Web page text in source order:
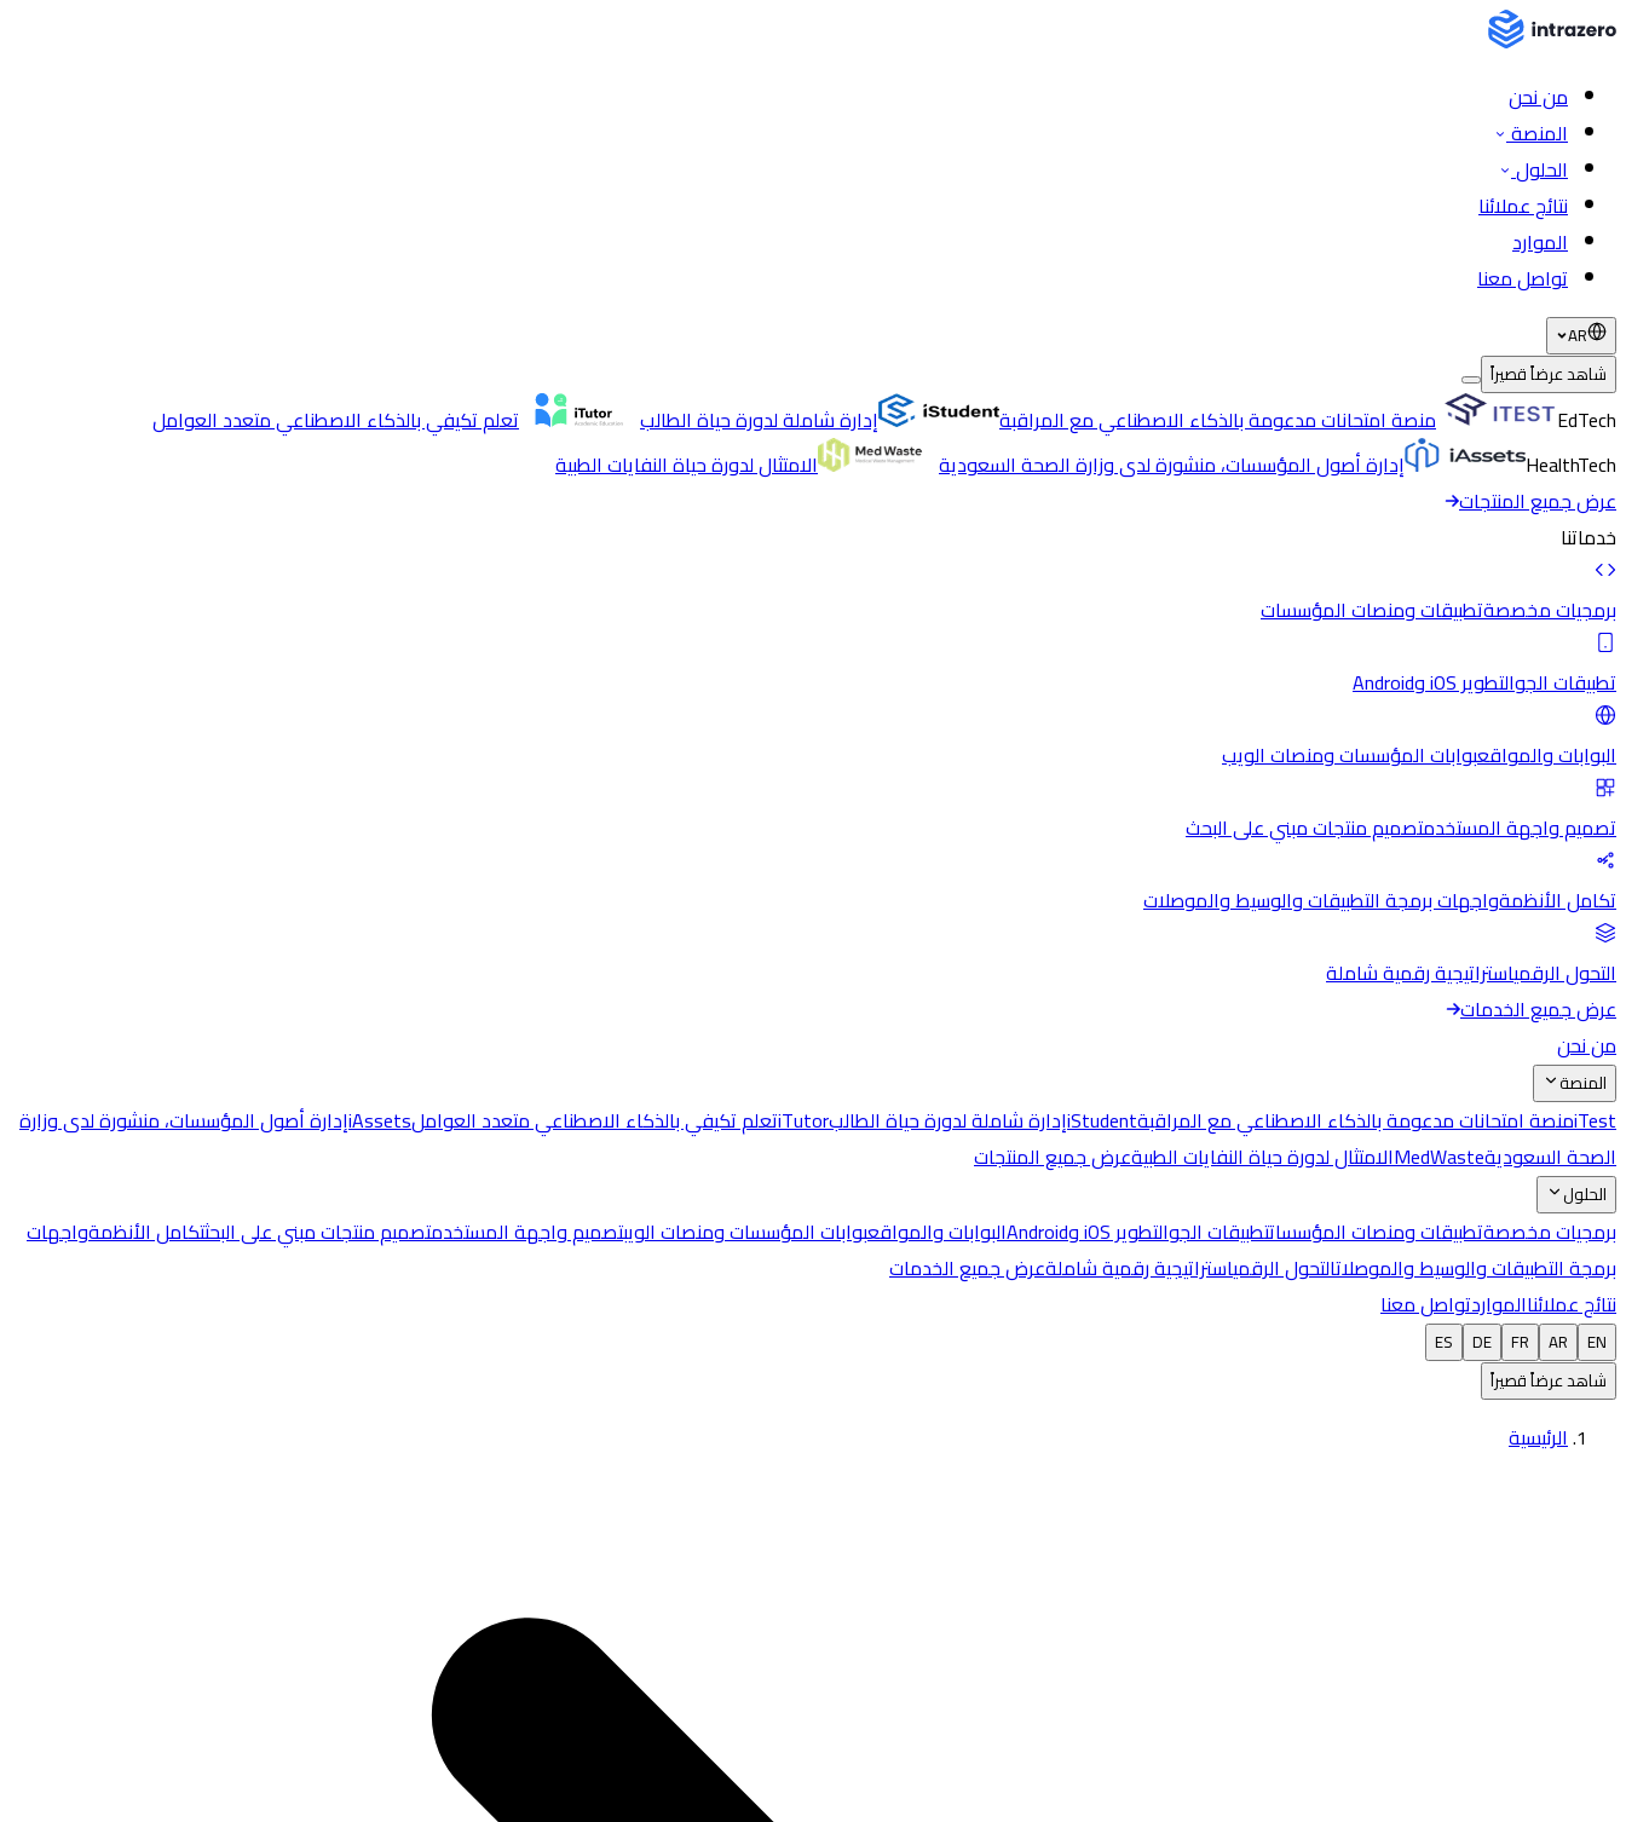
من نحن
المنصة
الحلول
نتائج عملائنا
الموارد
تواصل معنا
AR
شاهد عرضاً قصيراً
EdTech منصة امتحانات مدعومة بالذكاء الاصطناعي مع المراقبة إدارة شاملة لدورة حياة الطالب
تعلم تكيفي بالذكاء الاصطناعي متعدد العوامل
HealthTech
إدارة أصول المؤسسات، منشورة لدى وزارة الصحة السعودية
الامتثال لدورة حياة النفايات الطبية
عرض جميع المنتجات
خدماتنا
برمجيات مخصصةتطبيقات ومنصات المؤسسات
تطبيقات الجوالتطوير iOS وAndroid
البوابات والمواقعبوابات المؤسسات ومنصات الويب
تصميم واجهة المستخدمتصميم منتجات مبني على البحث
تكامل الأنظمةواجهات برمجة التطبيقات والوسيط والموصلات
التحول الرقمياستراتيجية رقمية شاملة
عرض جميع الخدمات
من نحن
المنصة
iTestمنصة امتحانات مدعومة بالذكاء الاصطناعي مع المراقبةiStudentإدارة شاملة لدورة حياة الطالبiTutorتعلم تكيفي بالذكاء الاصطناعي متعدد العواملiAssetsإدارة أصول المؤسسات، منشورة لدى وزارة
الصحة السعوديةMedWasteالامتثال لدورة حياة النفايات الطبيةعرض جميع المنتجات
الحلول
برمجيات مخصصةتطبيقات ومنصات المؤسساتتطبيقات الجوالتطوير iOS وAndroid البوابات والمواقعبوابات المؤسسات ومنصات الويبتصميم واجهة المستخدمتصميم منتجات مبني على البحثتكامل الأنظمةواجهات
برمجة التطبيقات والوسيط والموصلاتالتحول الرقمياستراتيجية رقمية شاملةعرض جميع الخدمات
نتائج عملائناالمواردتواصل معنا
EN
AR
FR
DE
ES
شاهد عرضاً قصيراً
الرئيسية